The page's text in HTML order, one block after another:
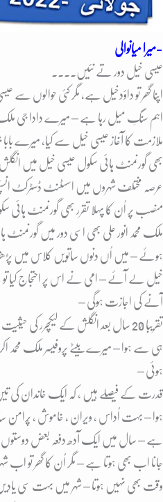
میرا میانوالی-
عیسی خیل دور تے نئیں۔۔۔۔
اپنا گھر تو داؤدخیل ہے، مگر کئی حوالوں سے
اہم سنگِ میل رہا ہے – میرے دادا جی
ملازمت کا آغاز عیسی خیل سے کیا، میرے بابا
بھی گورنمنٹ ہائی سکول عیسی خیل میں
عرصہ مختلف شہروں میں اسسٹنٹ ڈسٹرکٹ
منصب پر اُن کا پہلا تقرر بھی گورنمنٹ
ملک محمد انور علی بھی اسی دور میں گورنمنٹ
ہوئے – میں اُں دنوں ساتویں کلاس میں پڑھتا
خیل لے آئے – امی نے اس پر احتجاج کیا تو یہ
آنے کی اجازت ہوگی –
تقریبا 20 سال بعد انگلش کے لیکچرر
ہی سے ہوا – میرے بیٹے پروفیسر ملک محمد
ہوئی –
قدرت کے فیصلے ہیں ، کہ ایک خاندان کی
ہوا – بہت اُداس ، ویران ، خاموش ، پُرامن
ہے – سال میں ایک آدھ دفعہ بعض دوستوں
جانا اب بھی ہوتا ہے – مگر اُن کا گھر تو
وقت بھی نہیں ہوتا – شہر میں بہت سی